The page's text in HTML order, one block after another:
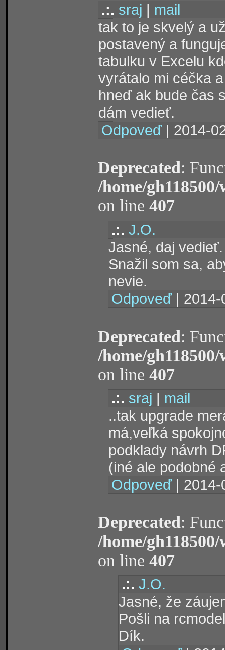
.:. sraj | mail
tak to je skvelý a
postavený a
tabulku v Excelu
vyrátalo mi céčka
hneď ak bude čas
dám vedieť.
Odpoveď | 2014-
Deprecated:
/home/
on line 407
.:. J.O.
Jasné, daj vedieť.
Snažil som sa,
nevie.
Odpoveď |
Deprecated:
/home/
on line 407
.:. sraj | mail
..tak upgrade
má,veľká
podklady návrh
(iné ale podobné
Odpoveď |
Deprecated:
/home/
on line 407
.:. J.O.
Jasné, že
Pošli na
Dík.